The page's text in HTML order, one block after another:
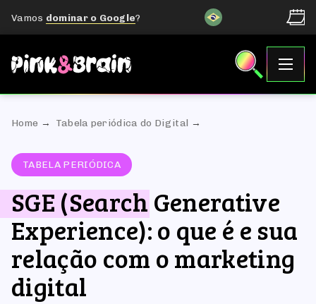
Vamos dominar o Google?
Home Tabela periódica do Digital
TABELA PERIÓDICA
SGE (Search Generative
Experience): o que é e sua
relação com o marketing
digital